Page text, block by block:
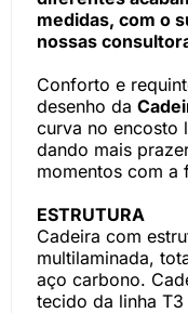
medidas, com o
nossas
Conforto e
desenho da
curva no encosto
dando mais
momentos com a
ESTRUTURA
Cadeira com
multilaminada,
aço carbono.
tecido da linha